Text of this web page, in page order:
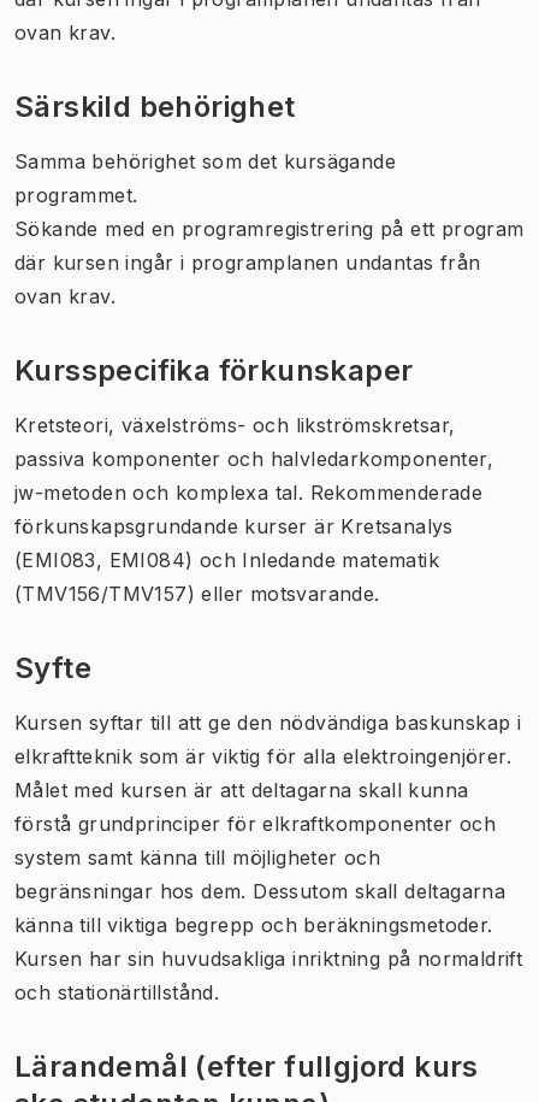
ovan krav.
Särskild behörighet
Samma behörighet som det kursägande
programmet.
Sökande med en programregistrering på ett program
där kursen ingår i programplanen undantas från
ovan krav.
Kursspecifika förkunskaper
Kretsteori, växelströms- och likströmskretsar,
passiva komponenter och halvledarkomponenter,
jw-metoden och komplexa tal. Rekommenderade
förkunskapsgrundande kurser är Kretsanalys
(EMI083, EMI084) och Inledande matematik
(TMV156/TMV157) eller motsvarande.
Syfte
Kursen syftar till att ge den nödvändiga baskunskap i
elkraftteknik som är viktig för alla elektroingenjörer.
Målet med kursen är att deltagarna skall kunna
förstå grundprinciper för elkraftkomponenter och
system samt känna till möjligheter och
begränsningar hos dem. Dessutom skall deltagarna
känna till viktiga begrepp och beräkningsmetoder.
Kursen har sin huvudsakliga inriktning på normaldrift
och stationärtillstånd.
Lärandemål (efter fullgjord kurs